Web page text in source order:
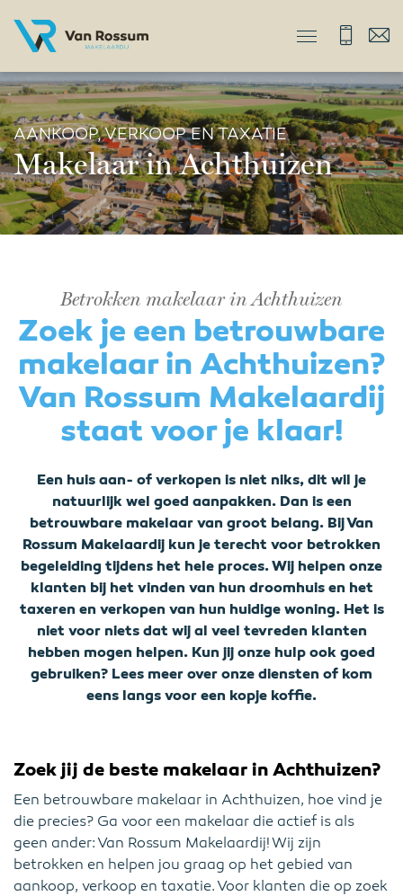
AANKOOP, VERKOOP EN TAXATIE
Makelaar in Achthuizen
Betrokken makelaar in Achthuizen
Zoek je een betrouwbare
makelaar in Achthuizen?
Van Rossum Makelaardij
staat voor je klaar!
Een huis aan- of verkopen is niet niks, dit wil je
natuurlijk wel goed aanpakken. Dan is een
betrouwbare makelaar van groot belang. Bij Van
Rossum Makelaardij kun je terecht voor betrokken
begeleiding tijdens het hele proces. Wij helpen onze
klanten bij het vinden van hun droomhuis en het
taxeren en verkopen van hun huidige woning. Het is
niet voor niets dat wij al veel tevreden klanten
hebben mogen helpen. Kun jij onze hulp ook goed
gebruiken? Lees meer over onze diensten of kom
eens langs voor een kopje koffie.
Zoek jij de beste makelaar in Achthuizen?
Een betrouwbare makelaar in Achthuizen, hoe vind je
die precies? Ga voor een makelaar die actief is als
geen ander: Van Rossum Makelaardij! Wij zijn
betrokken en helpen jou graag op het gebied van
aankoop, verkoop en taxatie. Voor klanten die op zoek